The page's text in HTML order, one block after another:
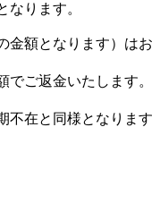
なります。
金額となります）はお
ご返金いたします。
不在と同様となります